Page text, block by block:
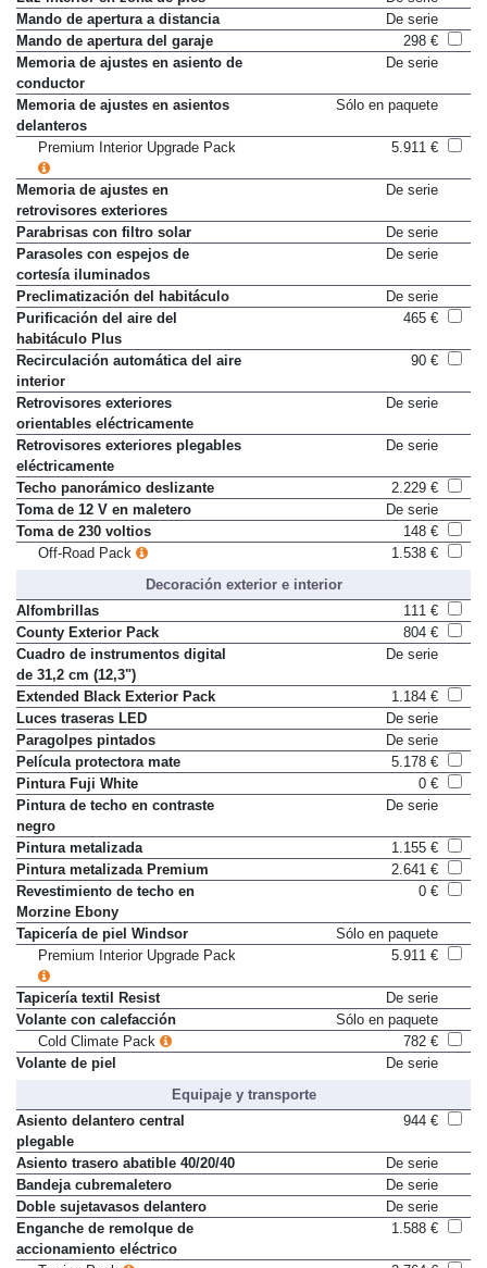
Mando de apertura a distancia
De serie
Mando de apertura del garaje
298 €
Memoria de ajustes en asiento de
conductor
De serie
Memoria de ajustes en asientos
delanteros
Sólo en paquete
Premium Interior Upgrade Pack 5.911 €
Memoria de ajustes en
retrovisores exteriores
De serie
Parabrisas con filtro solar
De serie
Parasoles con espejos de
cortesía iluminados
De serie
Preclimatización del habitáculo
De serie
Purificación del aire del
habitáculo Plus
465 €
Recirculación automática del aire
interior
90 €
Retrovisores exteriores
orientables eléctricamente
De serie
Retrovisores exteriores plegables
eléctricamente
De serie
Techo panorámico deslizante
2.229 €
Toma de 12 V en maletero
De serie
Toma de 230 voltios
148 €
Off-Road Pack
1.538 €
Decoración exterior e interior
Alfombrillas
111 €
County Exterior Pack
804 €
Cuadro de instrumentos digital
de 31,2 cm (12,3")
De serie
Extended Black Exterior Pack
1.184 €
Luces traseras LED
De serie
Paragolpes pintados
De serie
Película protectora mate
5.178 €
Pintura Fuji White
0 €
Pintura de techo en contraste
negro
De serie
Pintura metalizada
1.155 €
Pintura metalizada Premium
2.641 €
Revestimiento de techo en
Morzine Ebony
0 €
Tapicería de piel Windsor
Sólo en paquete
Premium Interior Upgrade Pack
5.911 €
Tapicería textil Resist
De serie
Volante con calefacción
Sólo en paquete
Cold Climate Pack
782 €
Volante de piel
De serie
Equipaje y transporte
Asiento delantero central
plegable
944 €
Asiento trasero abatible 40/20/40
De serie
Bandeja cubremaletero
De serie
Doble sujetavasos delantero
De serie
Enganche de remolque de
accionamiento eléctrico
1.588 €